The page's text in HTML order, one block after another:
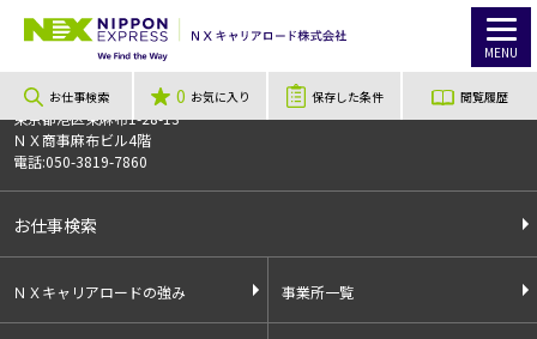
MENU
お仕事検索 0 お気に入り 保存した条件 閲覧履歴
TOP お仕事検索
014083
〒106-0044
東京都港区東麻布1-28-13
ＮＸ商事麻布ビル4階
電話:050-3819-7860
お仕事検索
ＮＸキャリアロードの強み 事業所一覧